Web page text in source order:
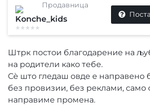
Продавница
Konche_kids
Штрк постои благодарение на
на родители како тебе.
Сè што гледаш овде е направено
без провизии, без реклами, само
направиме промена.